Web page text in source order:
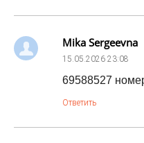
Mika Sergeevna
15.05.2026 23:08
69588527
Ответить